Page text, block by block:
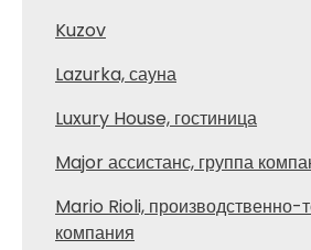
Kuzov
Lazurka, сауна
Luxury House, гостиница
Major ассистанс, группа
Mario Rioli, производственно-
компания